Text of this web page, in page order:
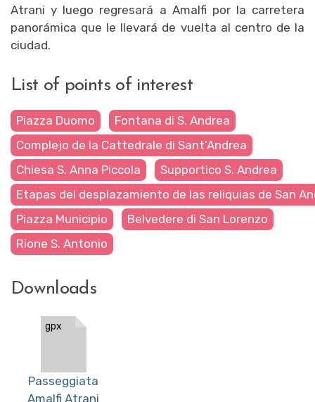
Atrani y luego regresará a Amalfi por la carretera
panorámica que le llevará de vuelta al centro de la
ciudad.
List of points of interest
Piazza Duomo
Fontana di S. Andrea
Complejo de la Cattedrale di Sant’Andrea
Chiesa S. Anna Piccola
Supportico S. Andrea
Etapas del desplazamiento de las reliquias de San
Piazza Municipio
Belvedere di San Lorenzo
Rione S. Antonio
Downloads
gpx
Passeggiata
Amalfi Atrani